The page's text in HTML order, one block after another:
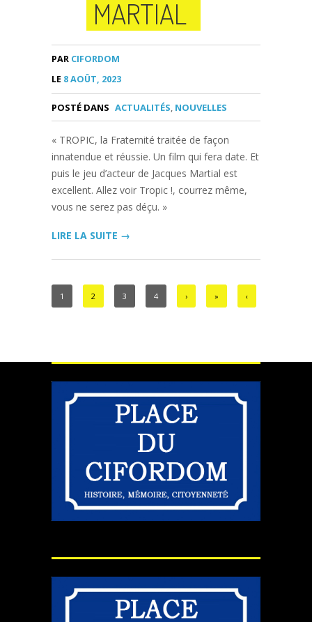
MARTIAL
PAR CIFORDOM
LE 8 AOÛT, 2023
POSTÉ DANS ACTUALITÉS, NOUVELLES
« TROPIC, la Fraternité traitée de façon
innatendue et réussie. Un film qui fera date. Et
puis le jeu d’acteur de Jacques Martial est
excellent. Allez voir Tropic !, courrez même,
vous ne serez pas déçu. »
LIRE LA SUITE →
‹
1 2 3 4 › »